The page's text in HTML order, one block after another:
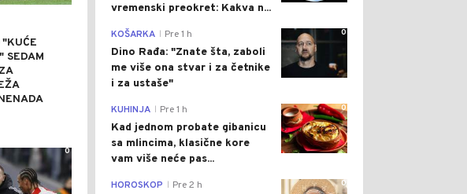
SEDAM
0
vremenski preokret: Kakva n...
0
KOŠARKA Pre 1 h
Dino Rađa: "Znate šta, zaboli
me više ona stvar i za četnike
i za ustaše"
0
KUHINJA Pre 1 h
Kad jednom probate gibanicu
sa mlincima, klasične kore
vam više neće pas...
0
HOROSKOP Pre 2 h